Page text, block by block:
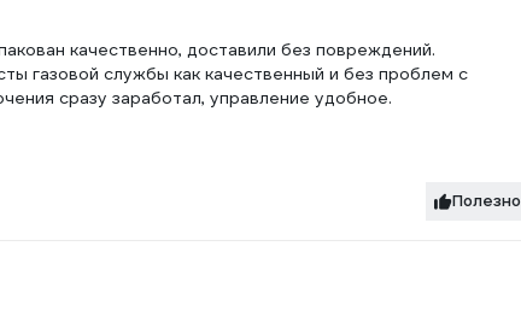
качественно, доставили без повреждений.
газовой службы как качественный и без проблем с
сразу заработал, управление удобное.
Полезно